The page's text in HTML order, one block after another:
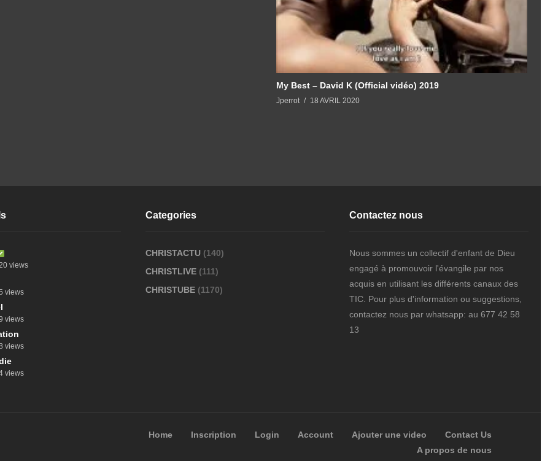
My Best – David K (Official vidéo) 2019
Jperrot 18 AVRIL 2020
views
views
views
views
views
Categories
CHRISTACTU (140)
CHRISTLIVE (111)
CHRISTUBE (1170)
Contactez nous
Nous sommes un collectif d'enfant de Dieu
engagé à promouvoir l'évangile par nos
acquis en utilisant les différents canaux des
TIC. Pour plus d'information ou suggestions,
contactez nous par whatsapp: au 677 42 58
13
Home Inscription Login Account Ajouter une video
Contact Us
A propos de nous